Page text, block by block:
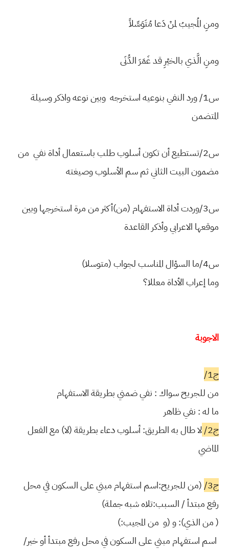
ومنِ المُجيبُ لمنْ دَعا مُتَوَسِّلاً
ومنِ الَّذي بالخيْرِ قد غَمَرَ الدُّنَى
س1/
ورد النفي بنوعيه استخرجه وبين نوعه واذكر وسيلة
المتضمن
س2/تستطيع أن تكون أسلوب طلب باستعمال أداة نفي من
مضمون البيت الثاني ثم سم الأسلوب وصيغته
س3/وردت أداة الاستفهام (من)أكثر من مرة استخرجها وبين
موقعها الاعرابي وأذكر القاعدة
س4/ما السؤال المناسب لجواب (متوسلا)
وما إعراب الأداة معللا؟
الاجوبة
ج1/
من للجريح سواك : نفي ضمني بطريقة الاستفهام
ما له : نفي ظاهر
ج2/
لا طال به الطريق: أسلوب دعاء بطريقة (لا) مع الفعل
الماضي
ج3/
(من للجريح:اسم استفهام مبني على السكون في محل
رفع مبتدأ / السبب:تلاه شبه جملة)
( من الذي): و (و من المجيب:)
اسم استفهام مبني على السكون في محل رفع مبتدأ أو خبر/